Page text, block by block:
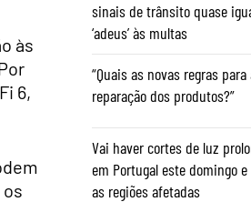
às
6,
sinais de trânsito quase
‘adeus’ às multas
“Quais as novas regras para
reparação dos produtos?”
Vai haver cortes de luz
em Portugal este domingo
as regiões afetadas